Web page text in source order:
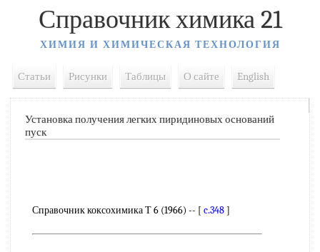
Справочник химика 21
ХИМИЯ И ХИМИЧЕСКАЯ ТЕХНОЛОГИЯ
Статьи Рисунки Таблицы О сайте English
Установка получения легких пиридиновых оснований
пуск
Справочник коксохимика Т 6 (1966) -- [ c.348]